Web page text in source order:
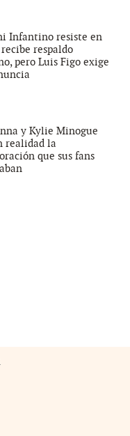
Infantino resiste en
respaldo
pero Luis Figo exige
y Kylie Minogue
realidad la
que sus fans